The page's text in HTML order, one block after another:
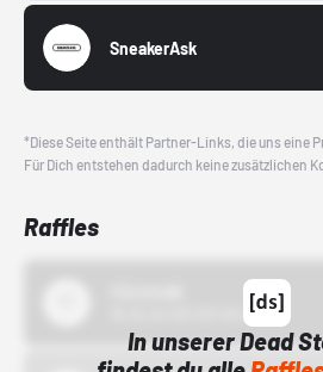
SneakerAsk
*Diese Seite enthält Partner-Links, die uns eine
Für Dich entstehen dadurch keine zusätzlichen
Raffles
In unserer Dead